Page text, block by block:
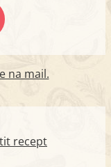
na mail.
recept